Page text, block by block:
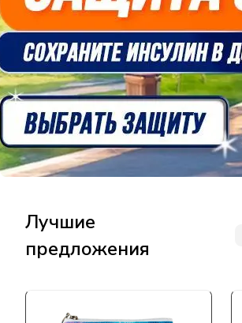
Лучшие
предложения